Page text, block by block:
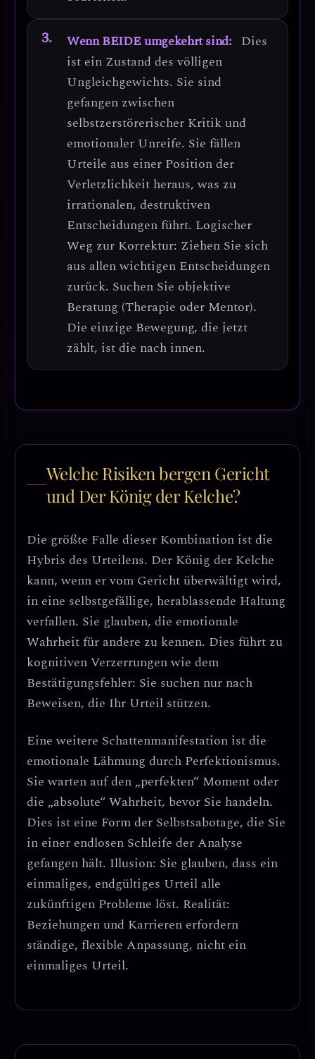
Wenn BEIDE umgekehrt sind: Dies
ist ein Zustand desvölligen
Ungleichgewichts. Sie sind
gefangen zwischen
selbstzerstörerischer Kritikund
emotionaler Unreife. Sie fällen
Urteile aus einer Position der
Verletzlichkeit heraus, was zu
irrationalen, destruktiven
Entscheidungen führt. Logischer
Weg zur Korrektur: Ziehen Sie sich
aus allen wichtigen Entscheidungen
zurück. Suchen Sie objektive
Beratung (Therapie oder Mentor).
Die einzige Bewegung, die jetzt
zählt, ist die nach innen.
Welche Risiken bergen Gericht
und Der König der Kelche?
Die größte Falle dieser Kombination ist die
Hybris des Urteilens. Der König der Kelche
kann, wenn er vom Gericht überwältigt wird,
in eine selbstgefällige, herablassende Haltung
verfallen. Sie glauben, die emotionale
Wahrheit für andere zu kennen. Dies führt zu
kognitiven Verzerrungen wie dem
Bestätigungsfehler: Sie suchen nur nach
Beweisen, die Ihr Urteil stützen.
Eine weitere Schattenmanifestation ist die
emotionale Lähmung durch Perfektionismus.
Sie warten auf den „perfekten“ Moment oder
die „absolute“ Wahrheit, bevor Sie handeln.
Dies ist eine Form der Selbstsabotage, die Sie
in einer endlosen Schleife der Analyse
gefangen hält. Illusion: Sie glauben, dass ein
einmaliges, endgültiges Urteil alle
zukünftigen Probleme löst. Realität:
Beziehungen und Karrieren erfordern
ständige, flexible Anpassung, nicht ein
einmaliges Urteil.